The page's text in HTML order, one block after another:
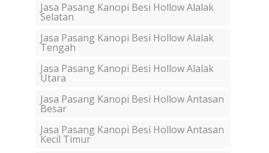
Jasa Pasang Kanopi Besi Hollow Alalak
Selatan
Jasa Pasang Kanopi Besi Hollow Alalak
Tengah
Jasa Pasang Kanopi Besi Hollow Alalak
Utara
Jasa Pasang Kanopi Besi Hollow Antasan
Besar
Jasa Pasang Kanopi Besi Hollow Antasan
Kecil Timur